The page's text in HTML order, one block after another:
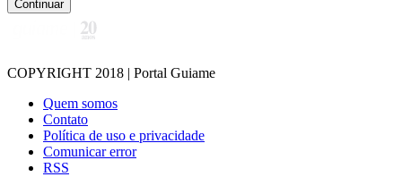
Continuar
COPYRIGHT 2018 | Portal Guiame
Quem somos
Contato
Política de uso e privacidade
Comunicar error
RSS